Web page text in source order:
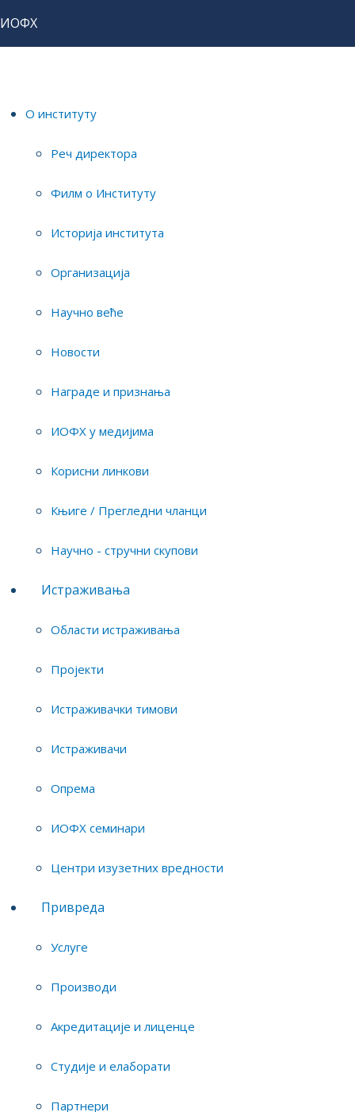
ИОФХ
О институту
Реч директора
Филм о Институту
Историја института
Организација
Научно веће
Новости
Награде и признања
ИОФХ у медијима
Корисни линкови
Књиге / Прегледни чланци
Научно - стручни скупови
Истраживања
Области истраживања
Пројекти
Истраживачки тимови
Истраживачи
Опрема
ИОФХ семинари
Центри изузетних вредности
Привреда
Услуге
Производи
Акредитације и лиценце
Студије и елаборати
Партнери
Истраживачи
научни сарадник
Аца Јовановић
научни сарадник
научни сарадник